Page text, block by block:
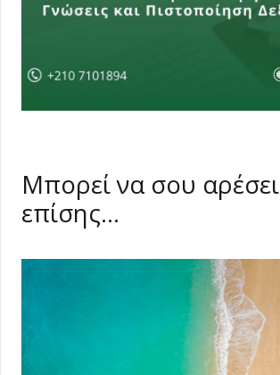
Μπορεί να σου αρέσει
επίσης…